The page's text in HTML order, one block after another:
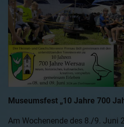
Museumsfest „10 Jahre 700
Am Wochenende des 8./9. Juni